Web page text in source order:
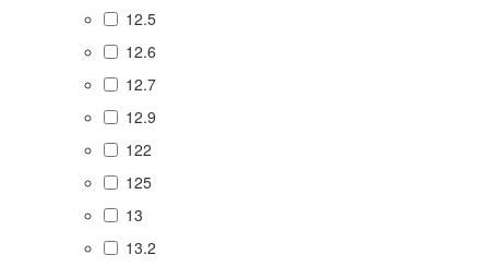
12.5
12.6
12.7
12.9
122
125
13
13.2